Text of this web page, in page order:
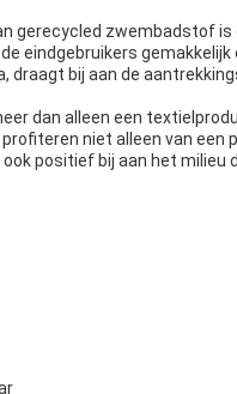
gerecycled zwembadstof
eindgebruikers
draagt bij aan de
dan alleen een
niet alleen van een
positief bij aan het milieu